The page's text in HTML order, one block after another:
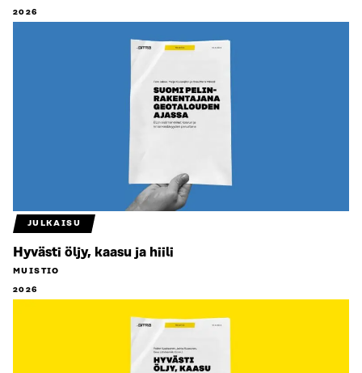
2026
JULKAISU
Hyvästi öljy, kaasu ja hiili
MUISTIO
2026